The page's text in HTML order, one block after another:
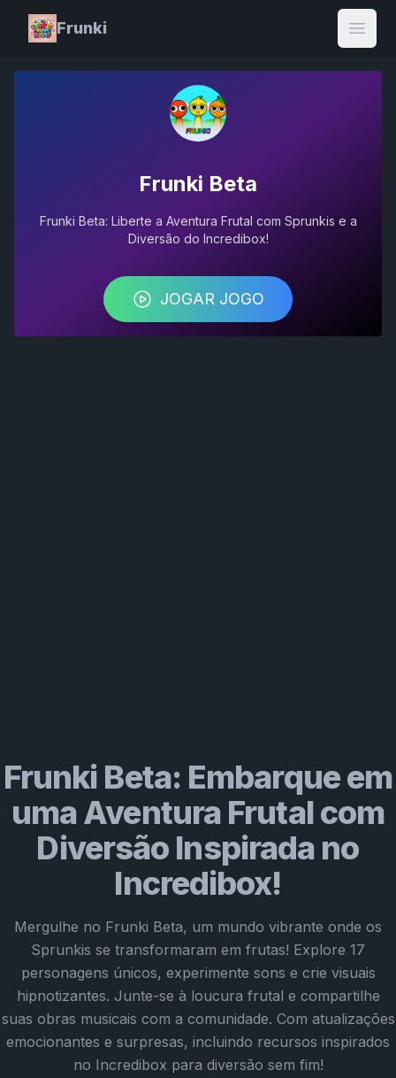
Frunki
Open
Frunki Beta
Frunki Beta: Liberte a Aventura Frutal com Sprunkis e a
Diversão do Incredibox!
JOGAR JOGO
Frunki Beta: Embarque em
uma Aventura Frutal com
Diversão Inspirada no
Incredibox!
Mergulhe no Frunki Beta, um mundo vibrante onde os
Sprunkis se transformaram em frutas! Explore 17
personagens únicos, experimente sons e crie visuais
hipnotizantes. Junte-se à loucura frutal e compartilhe
suas obras musicais com a comunidade. Com atualizações
emocionantes e surpresas, incluindo recursos inspirados
no Incredibox para diversão sem fim!